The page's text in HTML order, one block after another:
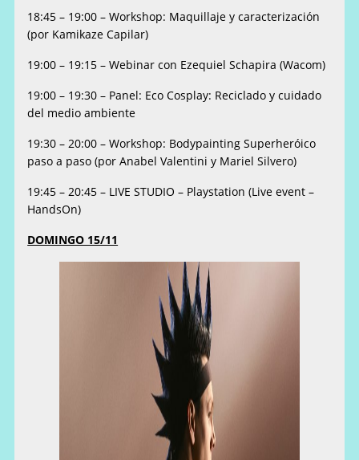
18:45 – 19:00 – Workshop: Maquillaje y caracterización
(por Kamikaze Capilar)
19:00 – 19:15 – Webinar con Ezequiel Schapira (Wacom)
19:00 – 19:30 – Panel: Eco Cosplay: Reciclado y cuidado
del medio ambiente
19:30 – 20:00 – Workshop: Bodypainting Superheróico
paso a paso (por Anabel Valentini y Mariel Silvero)
19:45 – 20:45 – LIVE STUDIO – Playstation (Live event –
HandsOn)
DOMINGO 15/11